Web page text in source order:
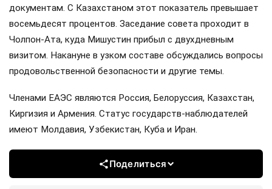
документам. С Казахстаном этот показатель превышает
восемьдесят процентов. Заседание совета проходит в
Чолпон-Ата, куда Мишустин прибыл с двухдневным
визитом. Накануне в узком составе обсуждались вопросы
продовольственной безопасности и другие темы.
Членами ЕАЭС являются Россия, Белоруссия, Казахстан,
Киргизия и Армения. Статус государств-наблюдателей
имеют Молдавия, Узбекистан, Куба и Иран.
Поделиться